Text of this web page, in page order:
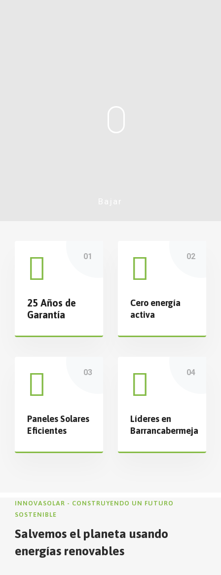
Bajar
25 Años de
Garantía
Cero energía
activa
Paneles Solares
Eficientes
Líderes en
Barrancabermeja
INNOVASOLAR - CONSTRUYENDO UN FUTURO
SOSTENIBLE
Salvemos el planeta usando
energías renovables